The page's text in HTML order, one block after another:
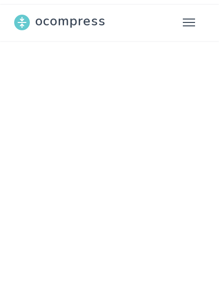
ocompress